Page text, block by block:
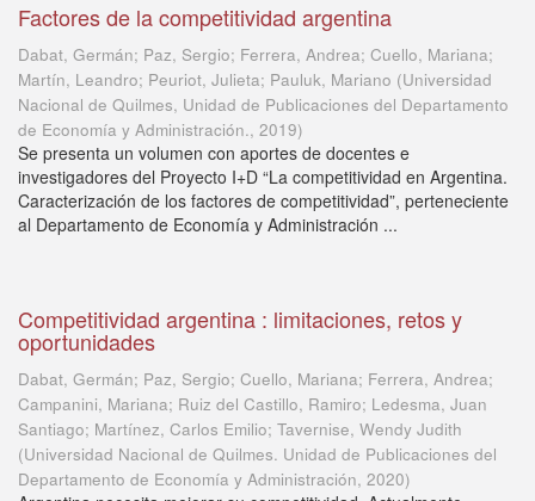
Factores de la competitividad argentina
Dabat, Germán; Paz, Sergio; Ferrera, Andrea; Cuello, Mariana;
Martín, Leandro; Peuriot, Julieta; Pauluk, Mariano (Universidad
Nacional de Quilmes, Unidad de Publicaciones del Departamento
de Economía y Administración., 2019)
Se presenta un volumen con aportes de docentes e
investigadores del Proyecto I+D “La competitividad en Argentina.
Caracterización de los factores de competitividad”, perteneciente
al Departamento de Economía y Administración ...
Competitividad argentina : limitaciones, retos y
oportunidades
Dabat, Germán; Paz, Sergio; Cuello, Mariana; Ferrera, Andrea;
Campanini, Mariana; Ruiz del Castillo, Ramiro; Ledesma, Juan
Santiago; Martínez, Carlos Emilio; Tavernise, Wendy Judith
(Universidad Nacional de Quilmes. Unidad de Publicaciones del
Departamento de Economía y Administración, 2020)